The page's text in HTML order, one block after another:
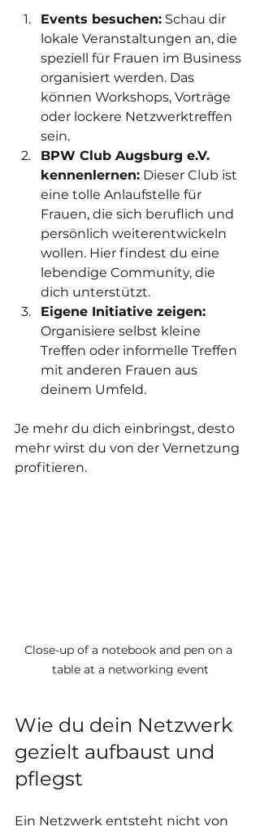
Events besuchen: Schau dir
lokale Veranstaltungen an, die
speziell für Frauen im Business
organisiert werden. Das
können Workshops, Vorträge
oder lockere Netzwerktreffen
sein.
BPW Club Augsburg e.V.
kennenlernen: Dieser Club ist
eine tolle Anlaufstelle für
Frauen, die sich beruflich und
persönlich weiterentwickeln
wollen. Hier findest du eine
lebendige Community, die
dich unterstützt.
Eigene Initiative zeigen:
Organisiere selbst kleine
Treffen oder informelle Treffen
mit anderen Frauen aus
deinem Umfeld.
Je mehr du dich einbringst, desto
mehr wirst du von der Vernetzung
profitieren.
Close-up of a notebook and pen on a
table at a networking event
Wie du dein Netzwerk
gezielt aufbaust und
pflegst
Ein Netzwerk entsteht nicht von